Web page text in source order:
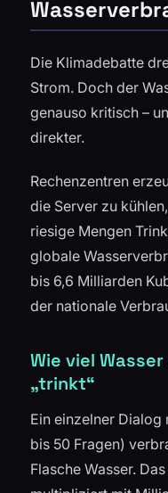
Die Klimadebatte
Strom. Doch der
genauso kritisch –
direkter.
Rechenzentren
die Server zu
riesige Mengen
globale
bis 6,6 Milliarden
der nationale
Wie viel
„trinkt“
Ein einzelner
bis 50 Fragen)
Flasche Wasser.